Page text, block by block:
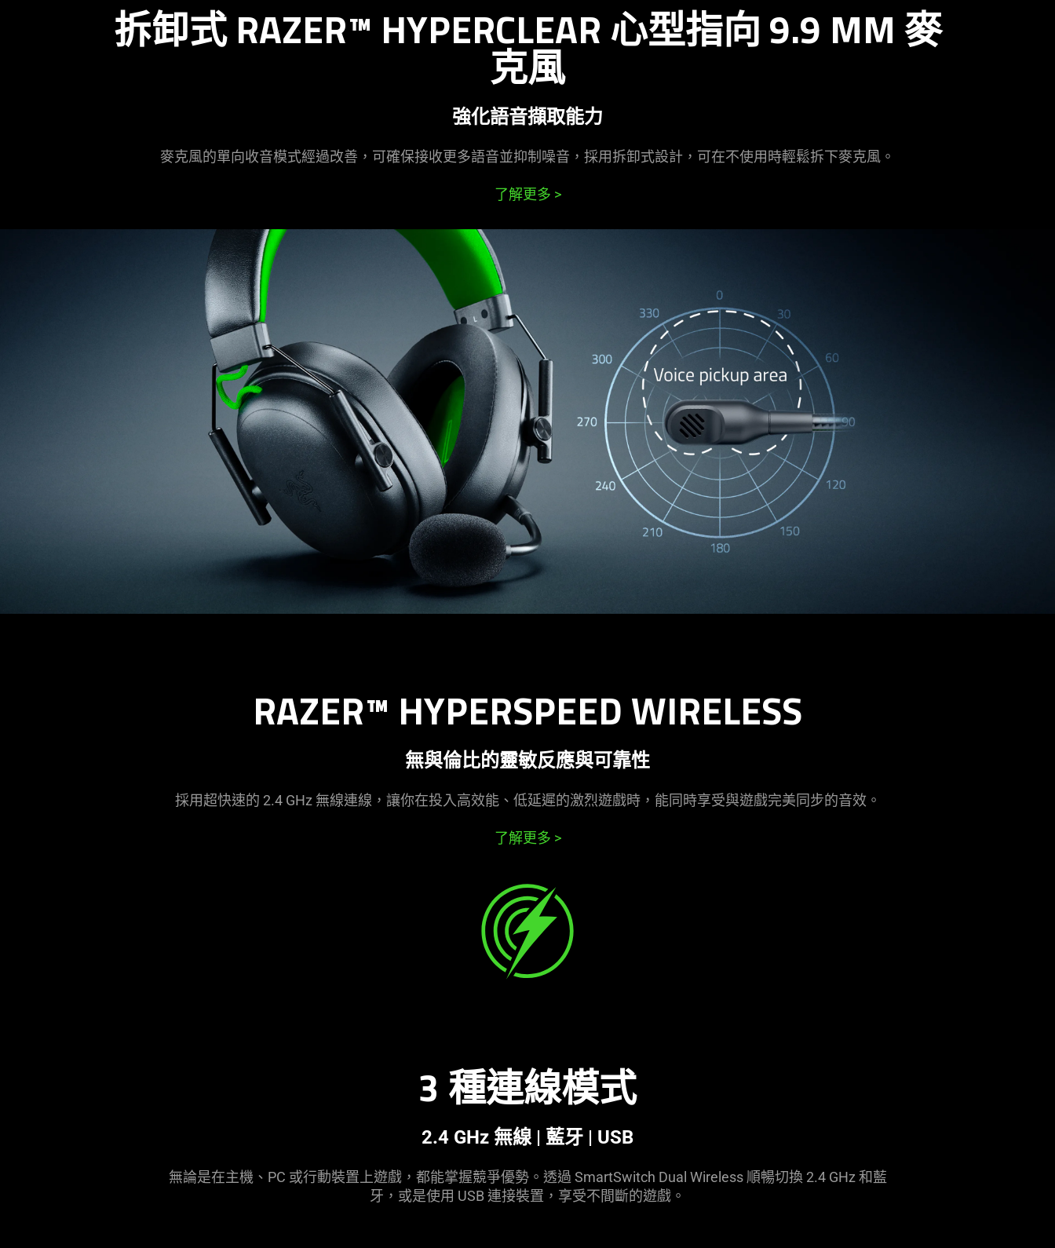
拆卸式 RAZER™ HYPERCLEAR 心型指向 9.9 MM 麥
克風
強化語音擷取能力
麥克風的單向收音模式經過改善，可確保接收更多語音並抑制噪音，採用拆卸式設計，可在不使用時輕鬆拆下麥克風 。
了解更多 >
RAZER™ HYPERSPEED WIRELESS
無與倫比的靈敏反應與可靠性
採用超快速的 2.4 GHz 無線連線，讓你在投入高效能、低延遲的激烈遊戲時，能同時享受與遊戲完美同步的音效。
了解更多 >
3 種連線模式
2.4 GHz 無線 | 藍牙 | USB
無論是在主機、PC 或行動裝置上遊戲，都能掌握競爭優勢。透過 SmartSwitch Dual Wireless 順暢切換 2.4 GHz 和藍
牙，或是使用 USB 連接裝置，享受不間斷的遊戲 。